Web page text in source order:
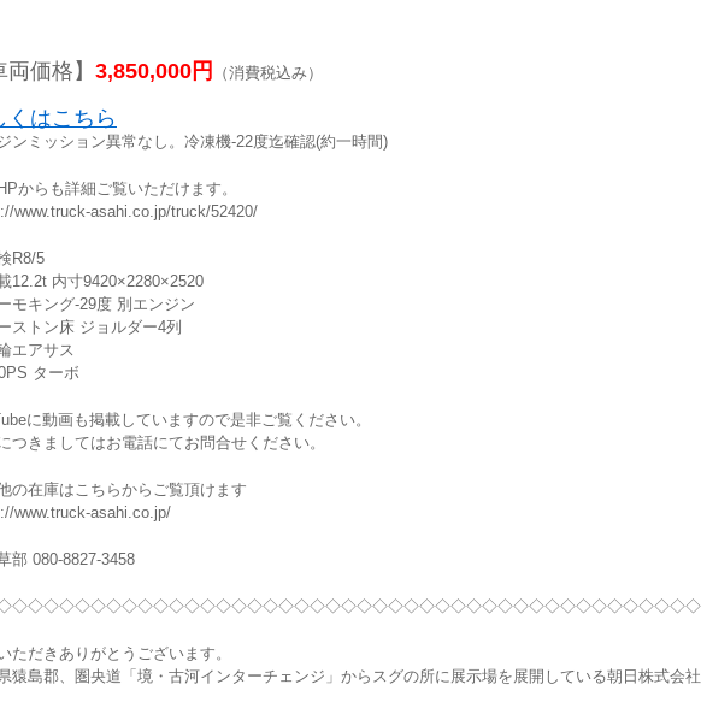
両価格】 3,850,000円 （消費税込み）
くはこちら
ンミッション異常なし。冷凍機-22度迄確認(約一時間)
からも詳細ご覧いただけます。
www.truck-asahi.co.jp/truck/52420/
R8/5
12.2t 内寸9420×2280×2520
モキング-29度 別エンジン
ストン床 ジョルダー4列
エアサス
ターボ
に動画も掲載していますので是非ご覧ください。
つきましてはお電話にてお問合せください。
の在庫はこちらからご覧頂けます
www.truck-asahi.co.jp/
部 080-8827-3458
ただきありがとうございます。
猿島郡、圏央道「境・古河インターチェンジ」からスグの所に展示場を展開している朝日株式会社